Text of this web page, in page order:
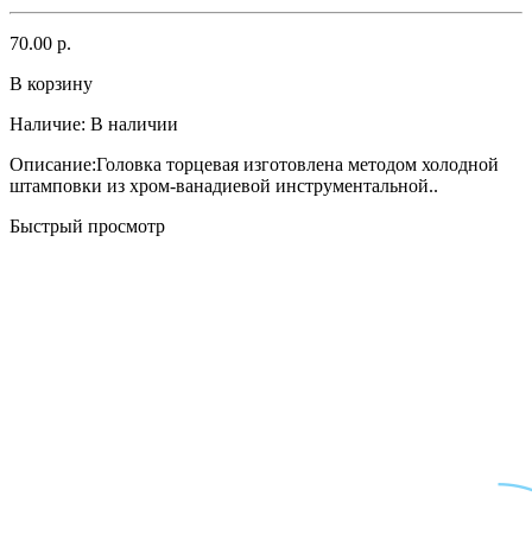
70.00 р.
В корзину
Наличие: В наличии
Описание:Головка торцевая изготовлена методом холодной
штамповки из хром-ванадиевой инструментальной..
Быстрый просмотр